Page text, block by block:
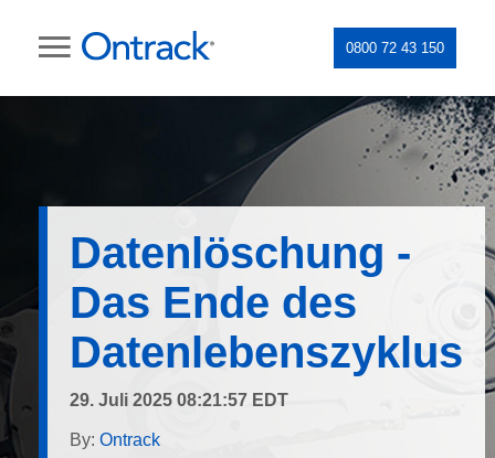
0800 72 43 150
Datenlöschung -
Das Ende des
Datenlebenszyklus
29. Juli 2025 08:21:57 EDT
By: Ontrack